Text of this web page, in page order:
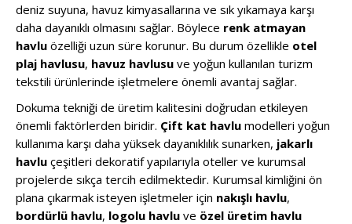
deniz suyuna, havuz kimyasallarına ve sık yıkamaya karşı
daha dayanıklı olmasını sağlar. Böylece renk atmayan
havlu özelliği uzun süre korunur. Bu durum özellikle otel
plaj havlusu, havuz havlusu ve yoğun kullanılan turizm
tekstili ürünlerinde işletmelere önemli avantaj sağlar.
Dokuma tekniği de üretim kalitesini doğrudan etkileyen
önemli faktörlerden biridir. Çift kat havlu modelleri yoğun
kullanıma karşı daha yüksek dayanıklılık sunarken, jakarlı
havlu çeşitleri dekoratif yapılarıyla oteller ve kurumsal
projelerde sıkça tercih edilmektedir. Kurumsal kimliğini ön
plana çıkarmak isteyen işletmeler için nakışlı havlu,
bordürlü havlu, logolu havlu ve özel üretim havlu